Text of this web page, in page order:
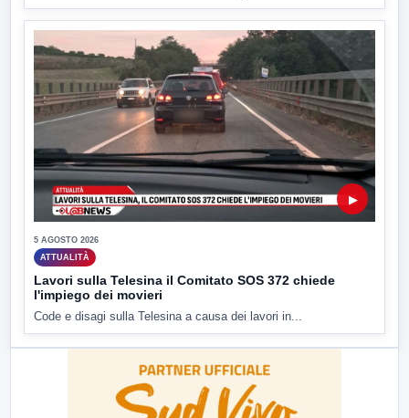
▶
5 AGOSTO 2026
ATTUALITÀ
Lavori sulla Telesina il Comitato SOS 372 chiede
l'impiego dei movieri
Code e disagi sulla Telesina a causa dei lavori in...